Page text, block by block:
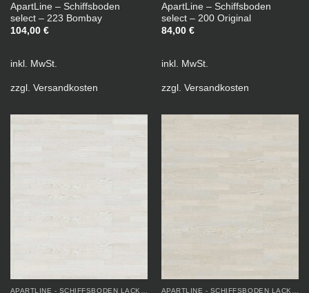
ApartLine – Schiffsboden
select – 223 Bombay
104,00 €
inkl. MwSt.
zzgl. Versandkosten
ApartLine – Schiffsboden
select – 200 Original
84,00 €
inkl. MwSt.
zzgl. Versandkosten